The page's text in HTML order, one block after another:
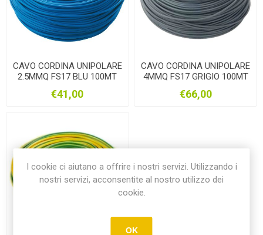
CAVO CORDINA UNIPOLARE
2.5MMQ FS17 BLU 100MT
€41,00
CAVO CORDINA UNIPOLARE
4MMQ FS17 GRIGIO 100MT
€66,00
I cookie ci aiutano a offrire i nostri servizi. Utilizzando i
nostri servizi, acconsentite al nostro utilizzo dei
cookie.
OK